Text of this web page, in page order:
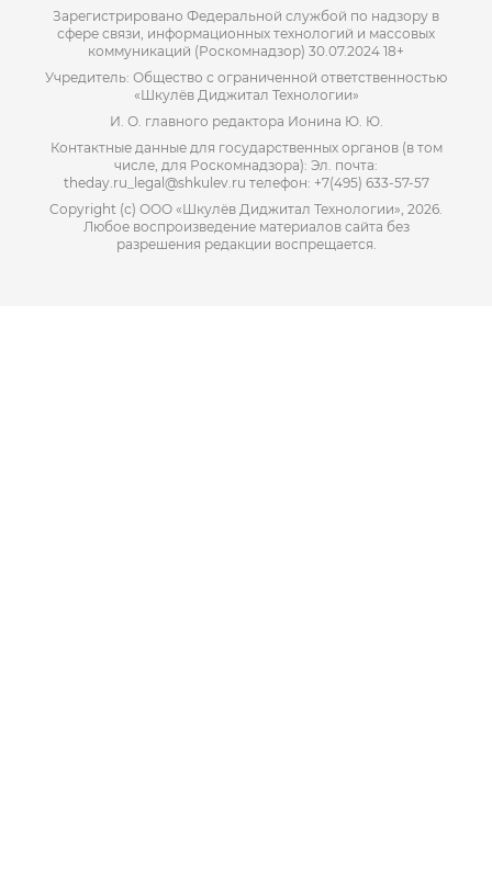
Зарегистрировано Федеральной службой по надзору в
сфере связи, информационных технологий и массовых
коммуникаций (Роскомнадзор) 30.07.2024 18+
Учредитель: Общество с ограниченной ответственностью
«Шкулёв Диджитал Технологии»
И. О. главного редактора Ионина Ю. Ю.
Контактные данные для государственных органов (в том
числе, для Роскомнадзора): Эл. почта:
theday.ru_legal@shkulev.ru телефон: +7(495) 633-57-57
Copyright (с) ООО «Шкулёв Диджитал Технологии», 2026.
Любое воспроизведение материалов сайта без
разрешения редакции воспрещается.